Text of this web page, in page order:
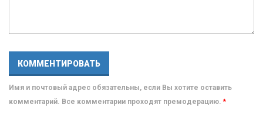
Имя и почтовый адрес обязательны, если Вы хотите оставить
комментарий. Все комментарии проходят премодерацию. *